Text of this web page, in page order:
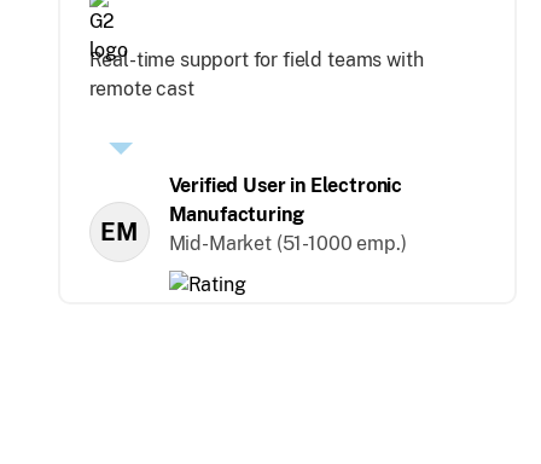
Real-time support for field teams with
remote cast
EM
Verified User in Electronic
Manufacturing
Mid-Market (51-1000 emp.)